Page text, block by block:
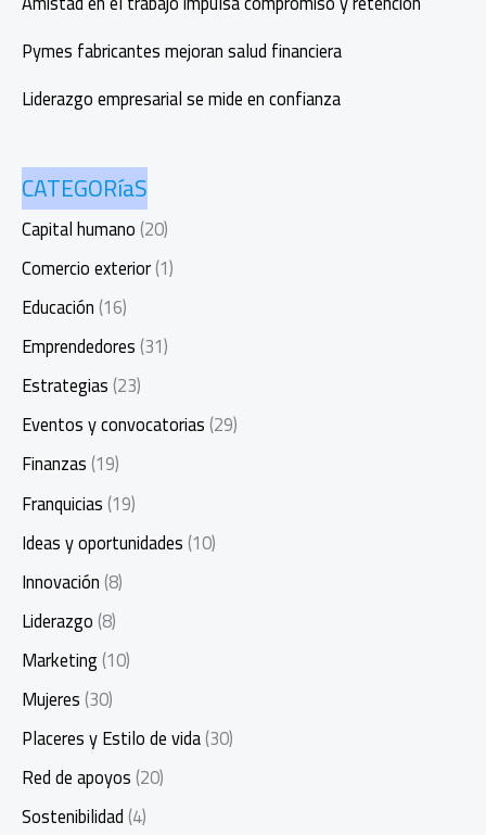
Pymes fabricantes mejoran salud financiera
Liderazgo empresarial se mide en confianza
CATEGORíaS
Capital humano(20)
Comercio exterior(1)
Educación(16)
Emprendedores(31)
Estrategias(23)
Eventos y convocatorias(29)
Finanzas(19)
Franquicias(19)
Ideas y oportunidades(10)
Innovación(8)
Liderazgo(8)
Marketing(10)
Mujeres(30)
Placeres y Estilo de vida(30)
Red de apoyos(20)
Sostenibilidad(4)